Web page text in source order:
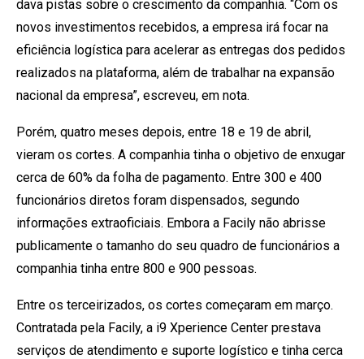
dava pistas sobre o crescimento da companhia. “Com os
novos investimentos recebidos, a empresa irá focar na
eficiência logística para acelerar as entregas dos pedidos
realizados na plataforma, além de trabalhar na expansão
nacional da empresa”, escreveu, em nota.
Porém, quatro meses depois, entre 18 e 19 de abril,
vieram os cortes. A companhia tinha o objetivo de enxugar
cerca de 60% da folha de pagamento. Entre 300 e 400
funcionários diretos foram dispensados, segundo
informações extraoficiais. Embora a Facily não abrisse
publicamente o tamanho do seu quadro de funcionários a
companhia tinha entre 800 e 900 pessoas.
Entre os terceirizados, os cortes começaram em março.
Contratada pela Facily, a i9 Xperience Center prestava
serviços de atendimento e suporte logístico e tinha cerca